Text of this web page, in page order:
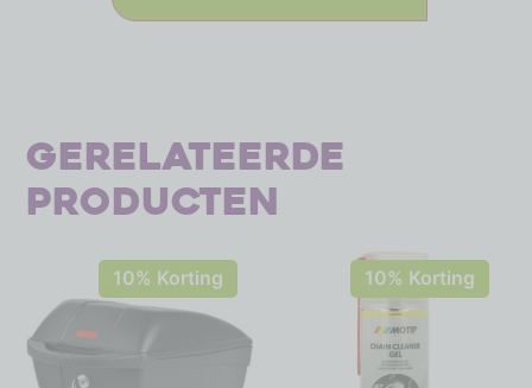
Gerelateerde
producten
10% Korting 10% Korting